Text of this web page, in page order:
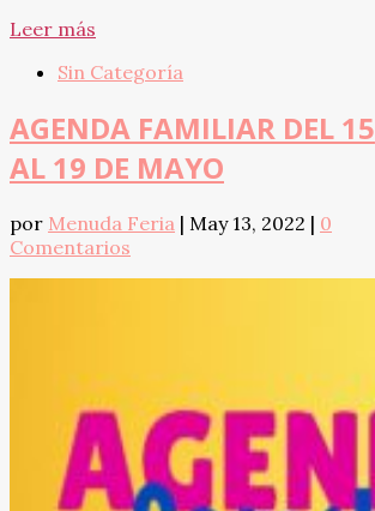
Leer más
Sin Categoría
AGENDA FAMILIAR DEL 15
AL 19 DE MAYO
por Menuda Feria | May 13, 2022 | 0
Comentarios